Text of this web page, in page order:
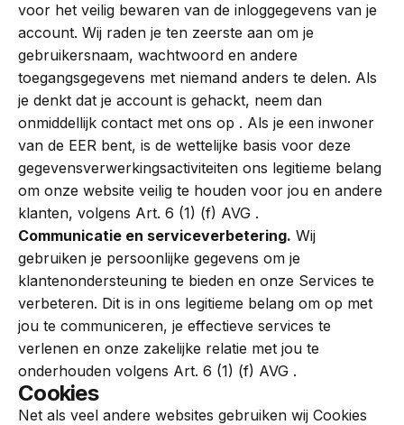
voor het veilig bewaren van de inloggegevens van je
account. Wij raden je ten zeerste aan om je
gebruikersnaam, wachtwoord en andere
toegangsgegevens met niemand anders te delen. Als
je denkt dat je account is gehackt, neem dan
onmiddellijk contact met ons op . Als je een inwoner
van de EER bent, is de wettelijke basis voor deze
gegevensverwerkingsactiviteiten ons legitieme belang
om onze website veilig te houden voor jou en andere
klanten, volgens Art. 6 (1) (f) AVG .
Communicatie en serviceverbetering. Wij
gebruiken je persoonlijke gegevens om je
klantenondersteuning te bieden en onze Services te
verbeteren. Dit is in ons legitieme belang om op met
jou te communiceren, je effectieve services te
verlenen en onze zakelijke relatie met jou te
onderhouden volgens Art. 6 (1) (f) AVG .
Cookies
Net als veel andere websites gebruiken wij Cookies